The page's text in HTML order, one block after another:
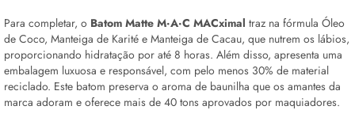
Para completar, o Batom Matte M·A·C MACximal traz na fórmula Óleo
de Coco, Manteiga de Karité e Manteiga de Cacau, que nutrem os lábios,
proporcionando hidratação por até 8 horas. Além disso, apresenta uma
embalagem luxuosa e responsável, com pelo menos 30% de material
reciclado. Este batom preserva o aroma de baunilha que os amantes da
marca adoram e oferece mais de 40 tons aprovados por maquiadores.